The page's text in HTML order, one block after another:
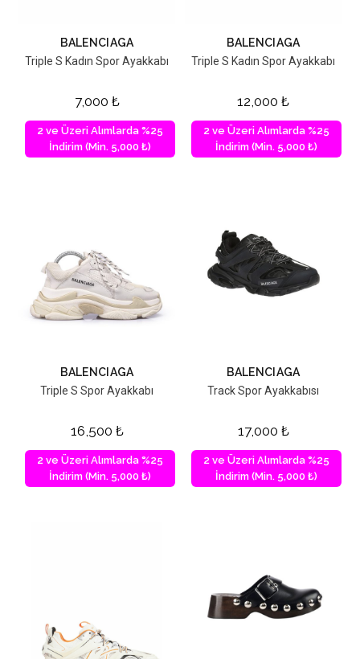
BALENCIAGA
Triple S Kadın Spor Ayakkabı
7,000 ₺
2 ve Üzeri Alımlarda %25
İndirim (Min. 5,000 ₺)
BALENCIAGA
Triple S Kadın Spor Ayakkabı
12,000 ₺
2 ve Üzeri Alımlarda %25
İndirim (Min. 5,000 ₺)
BALENCIAGA
Triple S Spor Ayakkabı
16,500 ₺
2 ve Üzeri Alımlarda %25
İndirim (Min. 5,000 ₺)
BALENCIAGA
Track Spor Ayakkabısı
17,000 ₺
2 ve Üzeri Alımlarda %25
İndirim (Min. 5,000 ₺)